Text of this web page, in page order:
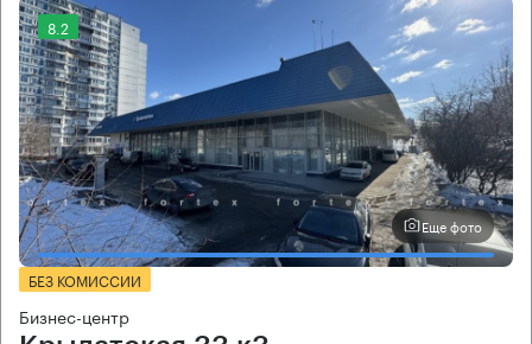
8.2
Еще фото
БЕЗ КОМИССИИ
Бизнес-центр